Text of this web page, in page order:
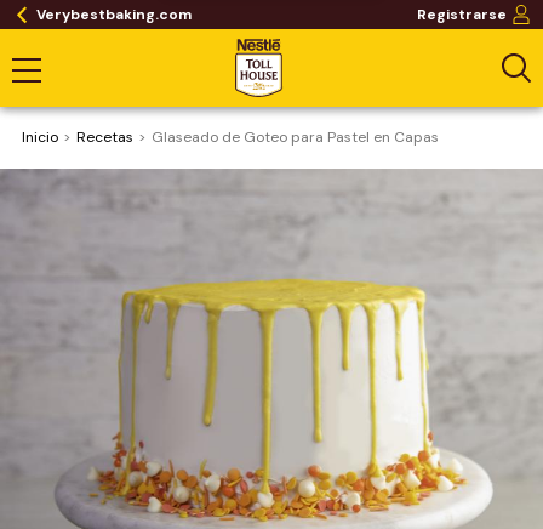
Verybestbaking.com Registrarse
Inicio Recetas Glaseado de Goteo para Pastel en Capas